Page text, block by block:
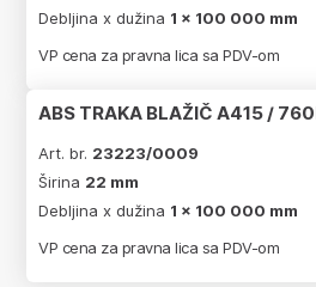
Debljina x dužina 1 x 100 000 mm
VP cena za pravna lica sa PDV-om
ABS TRAKA BLAŽIČ A415 /
Art. br. 23223/0009
Širina 22 mm
Debljina x dužina 1 x 100 000 mm
VP cena za pravna lica sa PDV-om